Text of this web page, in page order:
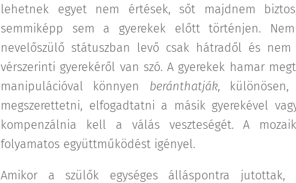
lehetnek egyet nem értések, sőt majdnem
semmiképp sem a gyerekek előtt történjen.
nevelőszülő státuszban levő csak hátradől és
vérszerinti gyerekéről van szó. A gyerekek hamar
manipulációval könnyen beránthatják,
megszerettetni, elfogadtatni a másik gyerekével
kompenzálnia kell a válás veszteségét. A
folyamatos együttműködést igényel.
Amikor a szülők egységes álláspontra